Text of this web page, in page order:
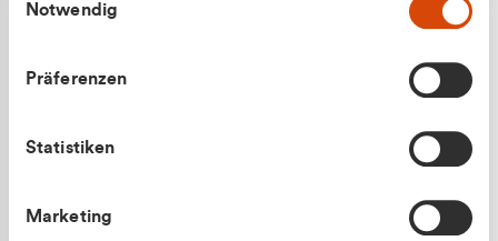
gesammelt haben.
Notwendig
Präferenzen
Statistiken
Marketing